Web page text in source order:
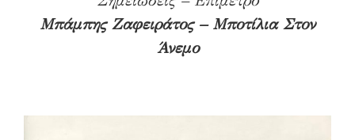
Μπάμπης Ζαφειράτος – Μποτίλια Στον
Άνεμο